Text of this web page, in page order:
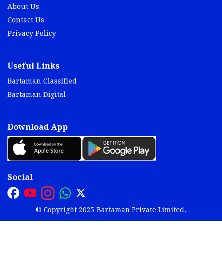
About Us
Contact Us
Privacy Policy
Useful Links
Bartaman Classified
Bartaman Digital
Download App
Social
© Copyright 2025 Bartaman Private Limited.